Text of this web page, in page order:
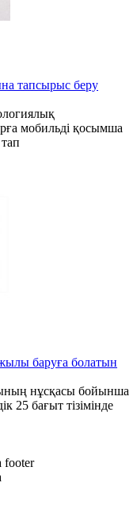
тапсырыс беру
мобильді қосымша
баруға болатын
нұсқасы бойынша
25 бағыт тізімінде